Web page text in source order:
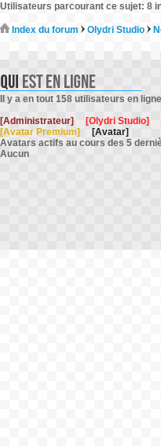
Utilisateurs parcourant ce sujet: 8
Index du forum Olydri Studio
Il y a en tout 158 utilisateurs en
[Administrateur]
[Olydri Studio]
[Avatar Premium]
[Avatar]
Avatars actifs au cours des 5
Aucun